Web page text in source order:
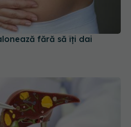
fără să îți dai